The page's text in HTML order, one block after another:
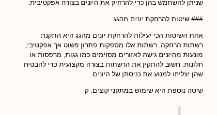
שניתן להשתמש בהן כדי להרחיק את היונים בצורה אפקטיבית.
### שיטות להרחקת יונים מהגג
אחת השיטות הכי יעילות להרחקת יונים מהגג היא התקנת
רשתות הרחקה. רשתות אלו מספקות פתרון פשוט אך אפקטיבי,
מונעות מהיונים גישה לאזורים מסוימים כמו גגות, מרפסות או
חלונות. חשוב להתקין את הרשתות בצורה מקצועית כדי להבטיח
שהן יצליחו למנוע את כניסתן של היונים.
שיטה נוספת היא שימוש במתקני קוצים. ק